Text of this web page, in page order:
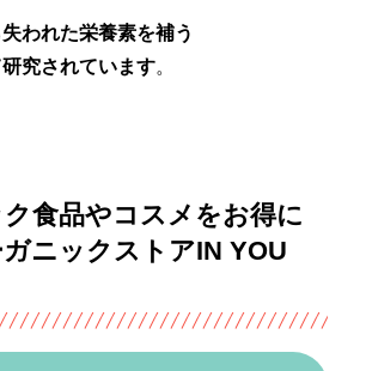
われた栄養素を補う
究されています。
食品やコスメをお得に
ニックストアIN YOU